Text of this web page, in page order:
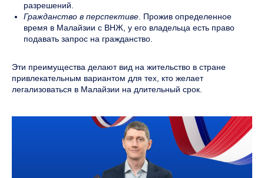
разрешений.
Гражданство в перспективе. Прожив определенное
время в Малайзии с ВНЖ, у его владельца есть право
подавать запрос на гражданство.
Эти преимущества делают вид на жительство в стране
привлекательным вариантом для тех, кто желает
легализоваться в Малайзии на длительный срок.